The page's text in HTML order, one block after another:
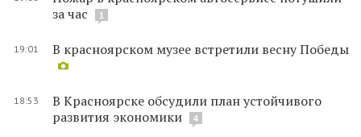
за час
1
19:01 В красноярском музее встретили весну Победы
18:53
В Красноярске обсудили план устойчивого
развития экономики
4